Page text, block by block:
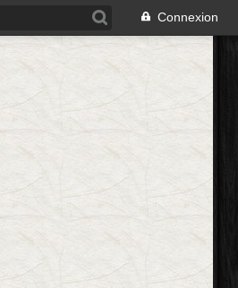
Connexion